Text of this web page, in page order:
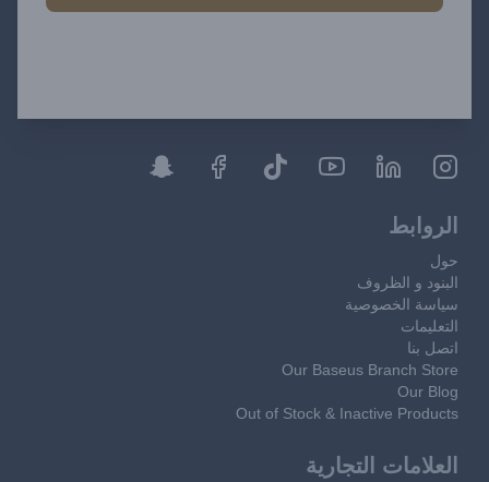
الروابط
حول
البنود و الظروف
سياسة الخصوصية
التعليمات
اتصل بنا
Our Baseus Branch Store
Our Blog
Out of Stock & Inactive Products
العلامات التجارية